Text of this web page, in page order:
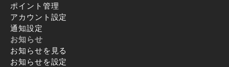
ポイント管理
アカウント設定
通知設定
お知らせ
お知らせを見る
お知らせを設定